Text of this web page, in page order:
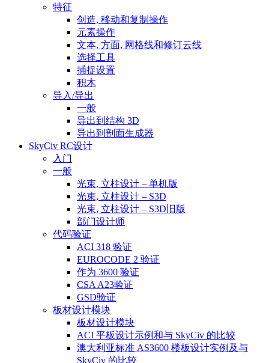
特征
创造, 移动和复制操作
元素操作
文本, 方面, 网格线和修订云线
选择工具
捕捉设置
积木
导入/导出
一般
导出到结构 3D
导出到剖面生成器
SkyCiv RC设计
入门
一般
光束, 立柱设计 – 单机版
光束, 立柱设计 – S3D
光束, 立柱设计 – S3D旧版
部门设计师
代码验证
ACI 318 验证
EUROCODE 2 验证
作为 3600 验证
CSA A23验证
GSD验证
板材设计模块
板材设计模块
ACI 平板设计示例和与 SkyCiv 的比较
澳大利亚标准 AS3600 楼板设计实例及与
SkyCiv 的比较